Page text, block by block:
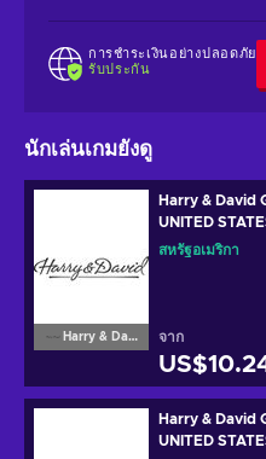
การชำระเงินอย่างปลอดภัย
รับประกัน
นักเล่นเกมยังดู
Harry & David
Harry & David
UNITED
สหรัฐอเมริกา
จาก
Harry & David
UNITED